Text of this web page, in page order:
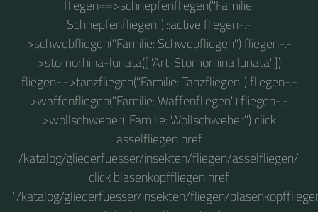
fliegen==>schnepfenfliegen("Familie:
Schnepfenfliegen"):::active fliegen-.-
>schwebfliegen("Familie: Schwebfliegen") fliegen-.-
>stomorhina-lunata(["Art: Stomorhina lunata"])
fliegen-.->tanzfliegen("Familie: Tanzfliegen") fliegen-.-
>waffenfliegen("Familie: Waffenfliegen") fliegen-.-
>wollschweber("Familie: Wollschweber") click
asselfliegen href
"/katalog/gliederfuesser/insekten/fliegen/asselfliegen/"
click blasenkopffliegen href
"/katalog/gliederfuesser/insekten/fliegen/